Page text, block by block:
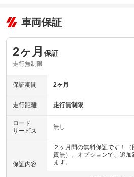
車両保証
2ヶ月 保証
走行無制限
保証期間 2ヶ月
走行距離 走行無制限
ロード
サービス
無し
保証内容
２ヶ月間の無料保証です！
責無）。オプションで、追
ます。